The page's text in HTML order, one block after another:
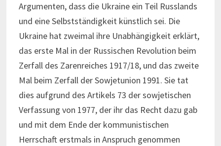
Argumenten, dass die Ukraine ein Teil Russlands
und eine Selbstständigkeit künstlich sei. Die
Ukraine hat zweimal ihre Unabhängigkeit erklärt,
das erste Mal in der Russischen Revolution beim
Zerfall des Zarenreiches 1917/18, und das zweite
Mal beim Zerfall der Sowjetunion 1991. Sie tat
dies aufgrund des Artikels 73 der sowjetischen
Verfassung von 1977, der ihr das Recht dazu gab
und mit dem Ende der kommunistischen
Herrschaft erstmals in Anspruch genommen